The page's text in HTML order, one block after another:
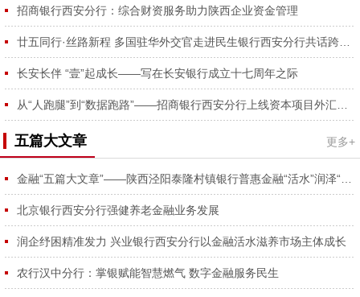
招商银行西安分行：综合财资服务助力陕西企业资金管理
长安长伴 “壹”起成长——写在长安银行成立十七周年之际
五篇大文章 更多+
北京银行西安分行强健养老金融业务发展
润企纾困精准发力 兴业银行西安分行以金融活水滋养市场主体成长
农行汉中分行：掌银赋能智慧燃气 数字金融服务民生